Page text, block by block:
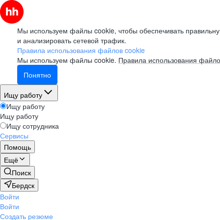
Мы используем файлы cookie, чтобы обеспечивать
и анализировать сетевой трафик.
Правила использования файлов cookie
Мы используем файлы cookie. Правила использования
Понятно
Ищу работу
Ищу работу
Ищу работу
Ищу сотрудника
Сервисы
Помощь
Ещё
Поиск
Бердск
Войти
Войти
Создать резюме